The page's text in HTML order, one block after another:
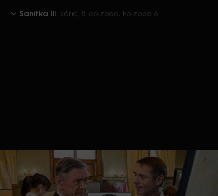
Sanitka II1. série, 8. epizoda: Epizoda 8
Aktuálně je přehráváno příliš mnoho videí současně.
Pokud chcete pokračovat v přehrávání na tomto
zařízení, ukončete přehrávání na jiných zařízeních.
Více o limitu změn zařízení